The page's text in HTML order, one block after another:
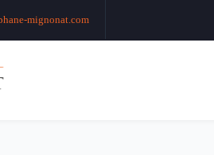
mignonat.com